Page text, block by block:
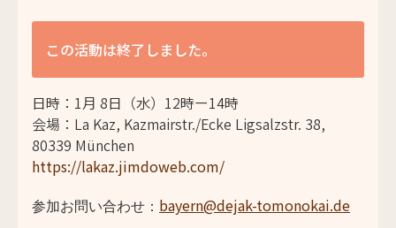
この活動は終了しました。
日時：1月 8日（水）12時ー14時
会場：La Kaz, Kazmairstr./Ecke Ligsalzstr. 38,
80339 München
https://lakaz.jimdoweb.com/
参加お問い合わせ： bayern@dejak-tomonokai.de